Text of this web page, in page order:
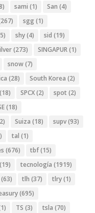
sami (1) San (4)
sgg (1)
shy(4) sid (19)
(273) SINGAPUR(1)
snow(7)
(28) South Korea (2)
(18) SPCX(2) spot (2)
(18)
Suiza (18) supv(93)
tal (1)
(676) tbf(15)
(19) tecnología (1919)
(63) tlh (37) tlry(1)
(695)
TS (3) tsla (70)